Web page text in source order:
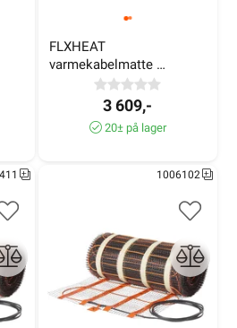
FLXHEAT
varmekabelmatte
150W/m² 4,2m² 610W
3 609,-
20± på lager
1006102